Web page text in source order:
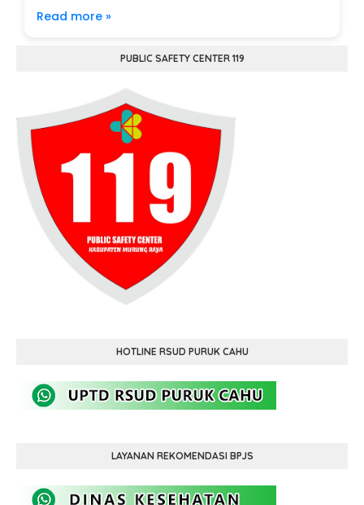
Read more »
PUBLIC SAFETY CENTER 119
HOTLINE RSUD PURUK CAHU
LAYANAN REKOMENDASI BPJS